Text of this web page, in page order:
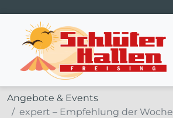
Hauptnavigation
Angebote & Events
expert – Empfehlung der Woche